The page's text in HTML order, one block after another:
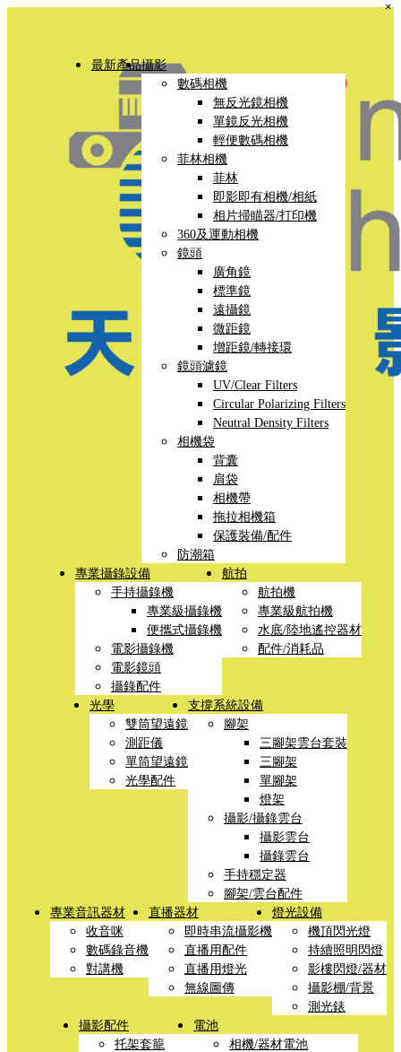
最新產品攝影
數碼相機
無反光鏡相機
單鏡反光相機
輕便數碼相機
菲林相機
菲林
即影即有相機/相紙
相片掃瞄器/打印機
360及運動相機
鏡頭
廣角鏡
標準鏡
遠攝鏡
微距鏡
增距鏡/轉接環
鏡頭濾鏡
UV/Clear Filters
Circular Polarizing Filters
Neutral Density Filters
相機袋
背囊
肩袋
相機帶
拖拉相機箱
保護裝備/配件
防潮箱
專業攝錄設備
手持攝錄機
專業級攝錄機
便攜式攝錄機
電影攝錄機
電影鏡頭
攝錄配件
航拍
航拍機
專業級航拍機
水底/陸地遙控器材
配件/消耗品
光學
雙筒望遠鏡
測距儀
單筒望遠鏡
光學配件
支撐系統設備
腳架
三腳架雲台套裝
三腳架
單腳架
燈架
攝影/攝錄雲台
攝影雲台
攝錄雲台
手持穩定器
腳架/雲台配件
專業音訊器材
收音咪
數碼錄音機
對講機
直播器材
即時串流攝影機
直播用配件
直播用燈光
無線圖傳
燈光設備
機頂閃光燈
持續照明閃燈
影樓閃燈/器材
攝影棚/背景
測光錶
攝影配件
托架套籠
電池
相機/器材電池
×